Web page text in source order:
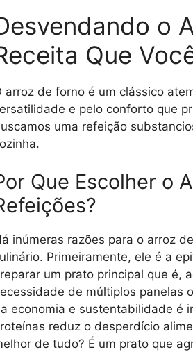
o
Que
arroz de forno é um clássico
e pelo conforto que
uma refeição
Que Escolher o
inúmeras razões para o arroz
Primeiramente, ele é a
um prato principal que é,
de múltiplos panelas
economia e sustentabilidade é
reduz o desperdício
de tudo? É um prato que